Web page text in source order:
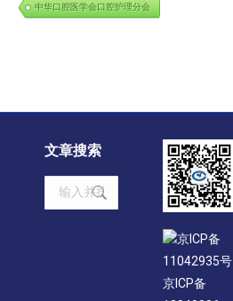
中华口腔医学会口腔护理分会
文章搜索
Search:
京ICP备
11042935号
京ICP备